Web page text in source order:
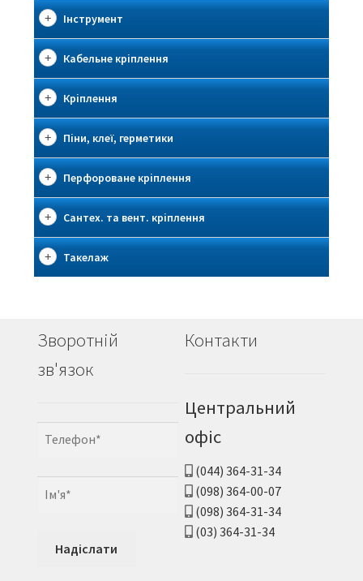
Інструмент
Кабельне кріплення
Кріплення
Піни, клеї, герметики
Перфороване кріплення
Сантех. та вент. кріплення
Такелаж
Зворотній
зв'язок
Контакти
Центральний
офіс
(044) 364-31-34
(098) 364-00-07
(098) 364-31-34
(03) 364-31-34